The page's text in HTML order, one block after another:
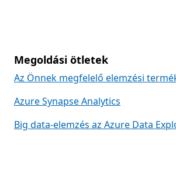
Megoldási ötletek
Az Önnek megfelelő elemzési
Azure Synapse Analytics
Big data-elemzés az Azure Data